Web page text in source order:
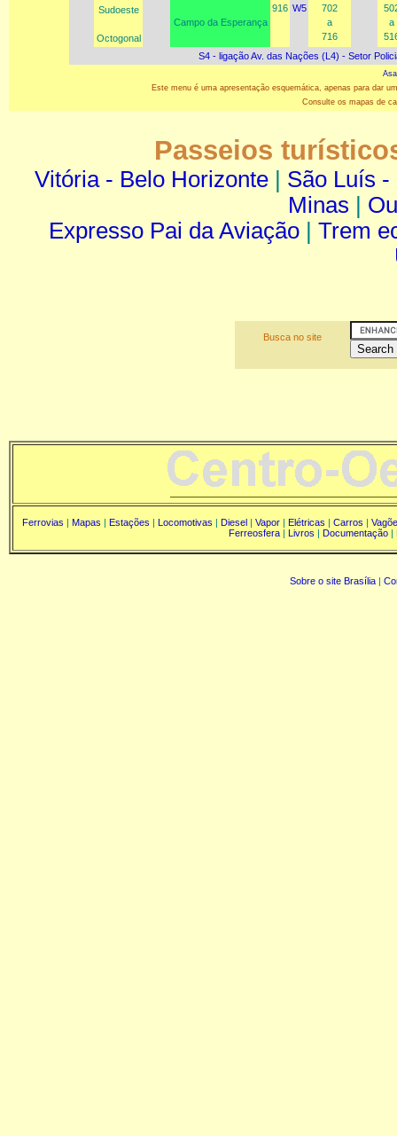
Sudoeste
Octogonal
916 W5
Campo da Esperança
702
a
716
a
S4 - ligação Av. das Nações (L4) - Setor
Este menu é uma apresentação esquemática, apenas para dar
Consulte os mapas de
Passeios
Vitória - Belo Horizonte| São Luís -
Minas |
Expresso Pai da Aviação| Trem
Busca no site
Ferrovias | Mapas | Estações | Locomotivas | Diesel | Vapor | Elétricas | Carros |
Ferreosfera| Livros | Documentação|
Sobre o site Brasília